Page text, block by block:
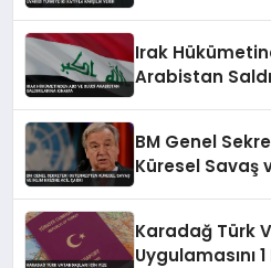
Irak
Arabistan
BM Genel
Küresel Savaş
Karadağ Türk
Uygulamasını